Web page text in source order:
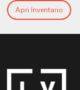
Apri Inventario